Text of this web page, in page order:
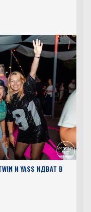
И YASS ИДВАТ В